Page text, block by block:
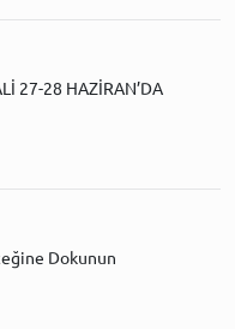
27-28 HAZİRAN’DA
Dokunun